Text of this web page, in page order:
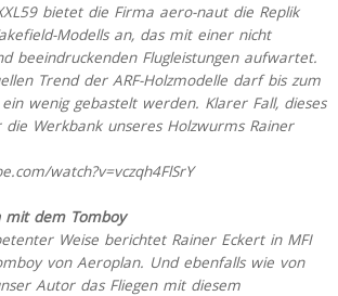
bietet die Firma aero-naut die Replik
Modells an, das mit einer nicht
beeindruckenden Flugleistungen aufwartet.
Trend der ARF-Holzmodelle darf bis zum
wenig gebastelt werden. Klarer Fall, dieses
Werkbank unseres Holzwurms Rainer
watch?v=vczqh4FlSrY
mit dem Tomboy
Weise berichtet Rainer Eckert in MFI
von Aeroplan. Und ebenfalls wie von
Autor das Fliegen mit diesem